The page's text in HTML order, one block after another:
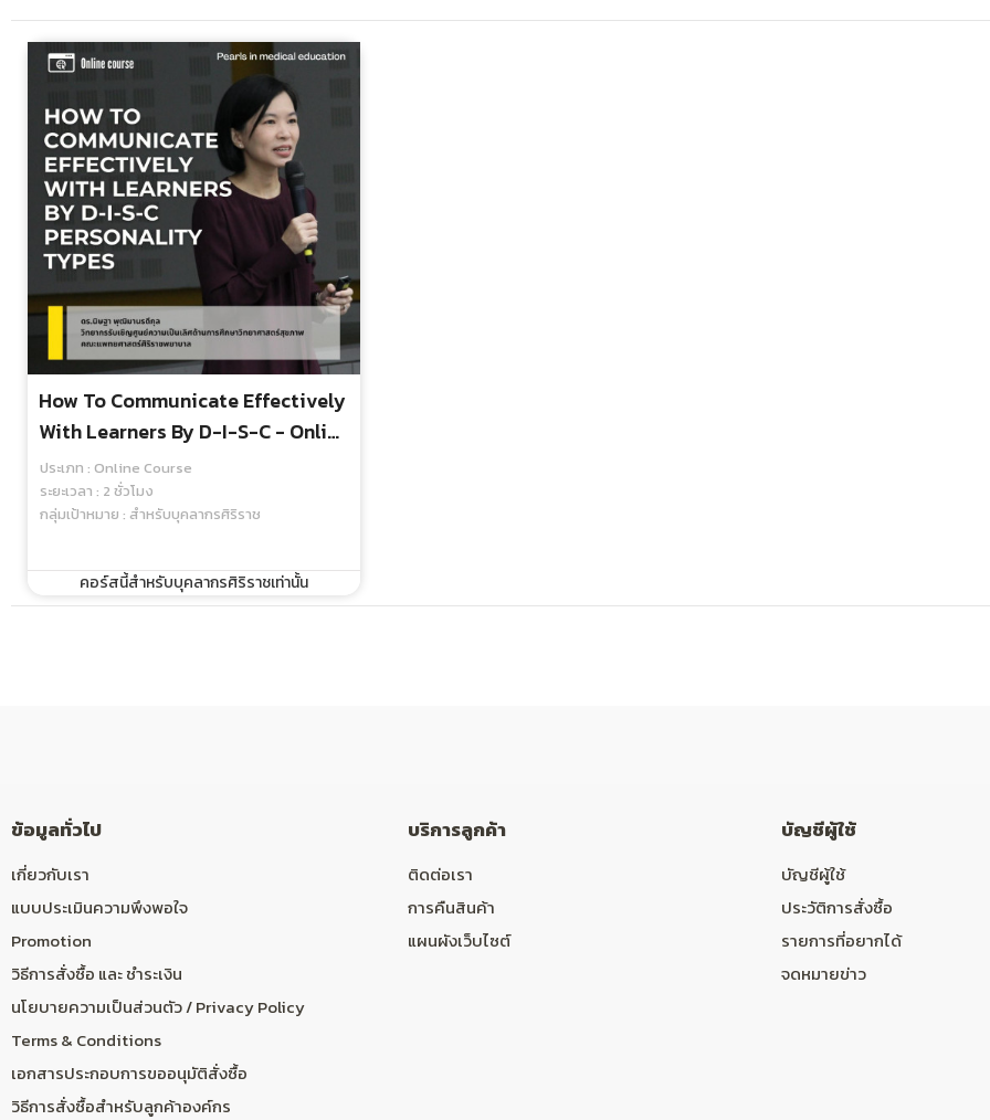
How To Communicate Effectively
With Learners By D-I-S-C - Online
Course
ประเภท : Online Course
ระยะเวลา : 2 ชั่วโมง
กลุ่มเป้าหมาย : สำหรับบุคลากรศิริราช
คอร์สนี้สำหรับบุคลากรศิริราชเท่านั้น
ข้อมูลทั่วไป
เกี่ยวกับเรา
แบบประเมินความพึงพอใจ
Promotion
วิธีการสั่งซื้อ และ ชำระเงิน
นโยบายความเป็นส่วนตัว / Privacy Policy
Terms & Conditions
เอกสารประกอบการขออนุมัติสั่งซื้อ
วิธีการสั่งซื้อสำหรับลูกค้าองค์กร
บริการลูกค้า
ติดต่อเรา
การคืนสินค้า
แผนผังเว็บไซต์
บัญชีผู้ใช้
บัญชีผู้ใช้
ประวัติการสั่งซื้อ
รายการที่อยากได้
จดหมายข่าว